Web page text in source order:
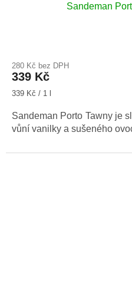
Sandeman
280 Kč bez DPH
339 Kč
Měrná
339 Kč / 1 l
Sandeman Porto Tawny je
vůní vanilky a sušeného